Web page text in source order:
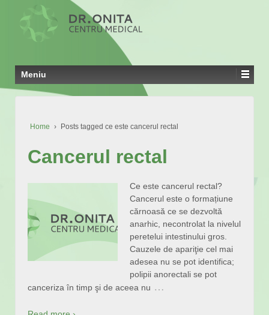
Meniu
Home › Posts tagged ce este cancerul rectal
Cancerul rectal
Ce este cancerul rectal?
Cancerul este o formațiune
cărnoasă ce se dezvoltă
anarhic, necontrolat la nivelul
peretelui intestinului gros.
Cauzele de apariţie cel mai
adesea nu se pot identifica;
polipii anorectali se pot
canceriza în timp şi de aceea nu …